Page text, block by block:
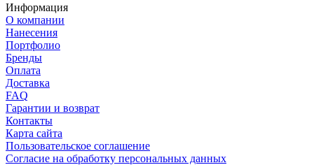
Информация
О компании
Нанесения
Портфолио
Бренды
Оплата
Доставка
FAQ
Гарантии и возврат
Контакты
Карта сайта
Пользовательское соглашение
Согласие на обработку персональных данных